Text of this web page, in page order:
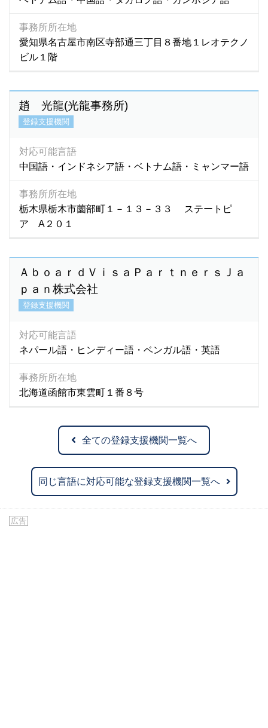
事務所所在地
愛知県名古屋市南区寺部通三丁目８番地１レオテクノ
ビル１階
趙 光龍(光龍事務所)
登録支援機関
対応可能言語
中国語・インドネシア語・ベトナム語・ミャンマー語
事務所所在地
栃木県栃木市薗部町１－１３－３３ ステートピ
ア A２０１
ＡｂｏａｒｄＶｉｓａＰａｒｔｎｅｒｓＪａ
ｐａｎ株式会社
登録支援機関
対応可能言語
ネパール語・ヒンディー語・ベンガル語・英語
事務所所在地
北海道函館市東雲町１番８号
全ての登録支援機関一覧へ
同じ言語に対応可能な登録支援機関一覧へ
広告